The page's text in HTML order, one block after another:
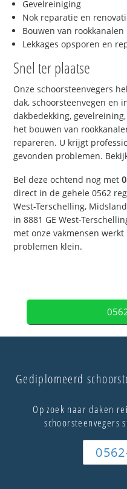
Gevelreiniging
Nok reparatie en
Bouwen van rookkanalen
Lekkages opsporen en
Snel ter plaatse
Onze schoorsteenvegers
dak, schoorsteenvegen en
dakbedekking,
het bouwen van
repareren. U krijgt
gevonden problemen.
Bel deze ochtend nog met
direct in de gehele 0562
West-Terschelling,
in 8881 GE West-
met onze vakmensen
problemen klein.
Gediplomeerd
Op zoek naar daken
schoorsteenvegers